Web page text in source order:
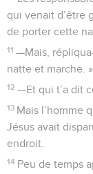
qui venait d’être
de porter cette
11 —Mais,
natte et marche. »
12 —Et qui t’a dit
13 Mais l’homme
Jésus avait
endroit.
14 Peu de temps